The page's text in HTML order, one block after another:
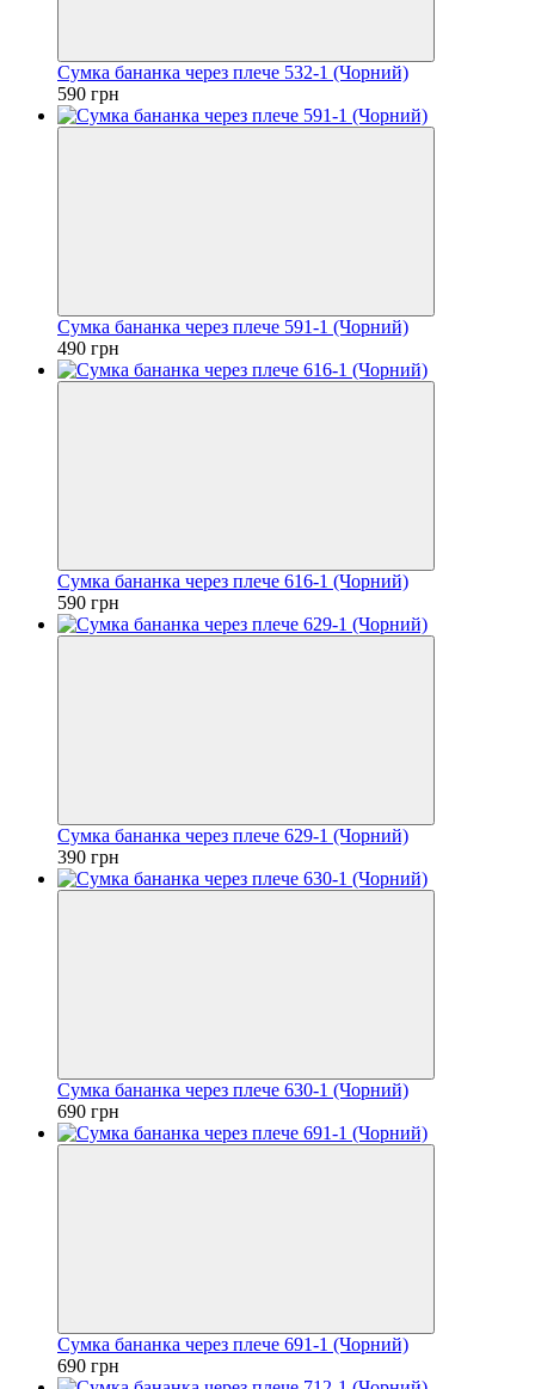
Сумка бананка через плече 532-1 (Чорний)
590 грн
Сумка бананка через плече 591-1 (Чорний)
490 грн
Сумка бананка через плече 616-1 (Чорний)
590 грн
Сумка бананка через плече 629-1 (Чорний)
390 грн
Сумка бананка через плече 630-1 (Чорний)
690 грн
Сумка бананка через плече 691-1 (Чорний)
690 грн